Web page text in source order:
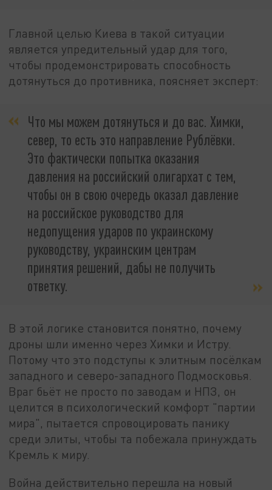
Главной целью Киева в такой ситуации
является упредительный удар для того,
чтобы продемонстрировать способность
дотянуться до противника, поясняет эксперт:
Что мы можем дотянуться и до вас. Химки,
север, то есть это направление Рублёвки.
Это фактически попытка оказания
давления на российский олигархат с тем,
чтобы он в свою очередь оказал давление
на российское руководство для
недопущения ударов по украинскому
руководству, украинским центрам
принятия решений, дабы не получить
ответку.
В этой логике становится понятно, почему
дроны шли именно через Химки и Истру.
Потому что это подступы к элитным посёлкам
западного и северо-западного Подмосковья.
Враг бьёт не просто по заводам и НПЗ, он
целится в психологический комфорт "партии
мира", пытается спровоцировать панику
среди элиты, чтобы та побежала принуждать
Кремль к миру.
Война действительно перешла на новый